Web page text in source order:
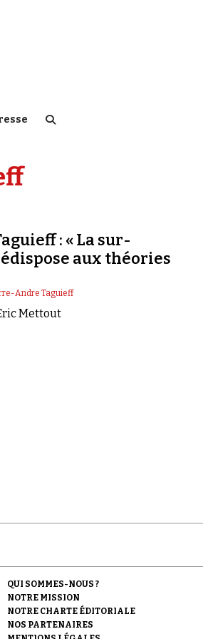
: « La sur-
aux théories
Andre Taguieff
Mettout
QUI SOMMES-NOUS ?
NOTRE MISSION
NOTRE CHARTE ÉDITORIALE
NOS PARTENAIRES